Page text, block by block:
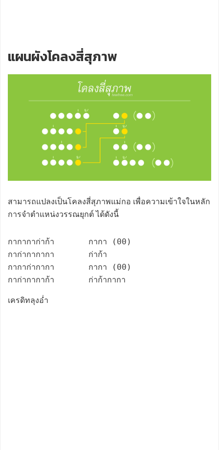
แผนผังโคลงสี่สุภาพ
สามารถแปลงเป็นโคลงสี่สุภาพแม่กอ เพื่อความเข้าใจในหลัก
การจำตำแหน่งวรรณยุกต์ ได้ดังนี้
กากากาก่าก้า       กากา (00)
กาก่ากากากา       ก่าก้า
กากาก่ากากา       กากา (00)
กาก่ากากาก้า       ก่าก้ากากา
เครดิทลุงอ่ำ